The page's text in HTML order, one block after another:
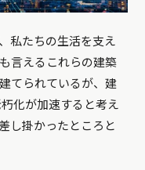
私たちの生活を支え
言えるこれらの建築
てられているが、建
化が加速すると考え
し掛かったところと